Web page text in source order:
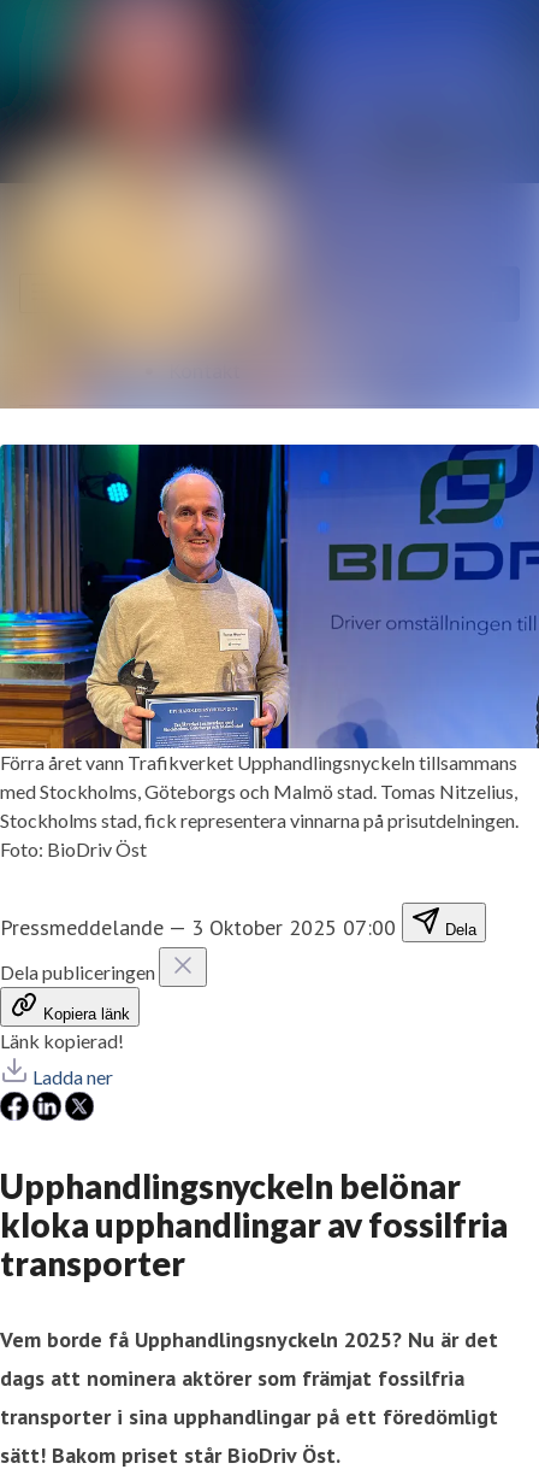
Förra året vann Trafikverket Upphandlingsnyckeln tillsammans
med Stockholms, Göteborgs och Malmö stad. Tomas Nitzelius,
Stockholms stad, fick representera vinnarna på prisutdelningen.
Foto: BioDriv Öst
Pressmeddelande — 3 Oktober 2025 07:00 Dela
Dela publiceringen
Kopiera länk
Länk kopierad!
Ladda ner
Upphandlingsnyckeln belönar
kloka upphandlingar av fossilfria
transporter
Vem borde få Upphandlingsnyckeln 2025? Nu är det
dags att nominera aktörer som främjat fossilfria
transporter i sina upphandlingar på ett föredömligt
sätt! Bakom priset står BioDriv Öst.